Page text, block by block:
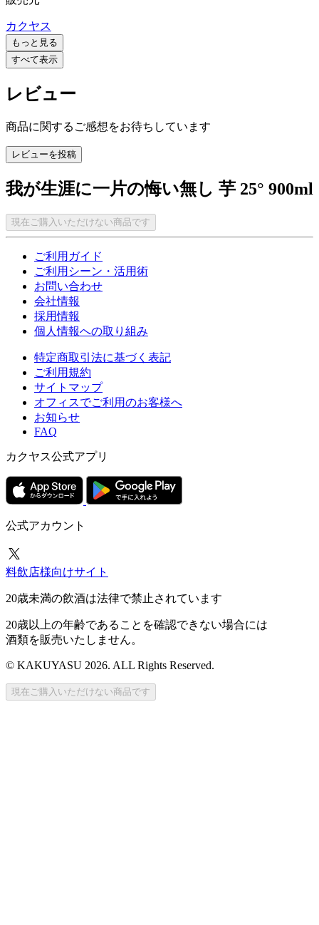
カクヤス
もっと見る
すべて表示
レビュー
商品に関するご感想をお待ちしています
レビューを投稿
我が生涯に一片の悔い無し 芋 25° 900ml
現在ご購入いただけない商品です
ご利用ガイド
ご利用シーン・活用術
お問い合わせ
会社情報
採用情報
個人情報への取り組み
特定商取引法に基づく表記
ご利用規約
サイトマップ
オフィスでご利用のお客様へ
お知らせ
FAQ
カクヤス公式アプリ
公式アカウント
料飲店様向けサイト
20歳未満の飲酒は法律で禁止されています
20歳以上の年齢であることを確認できない場合には
酒類を販売いたしません。
© KAKUYASU 2026. ALL Rights Reserved.
現在ご購入いただけない商品です